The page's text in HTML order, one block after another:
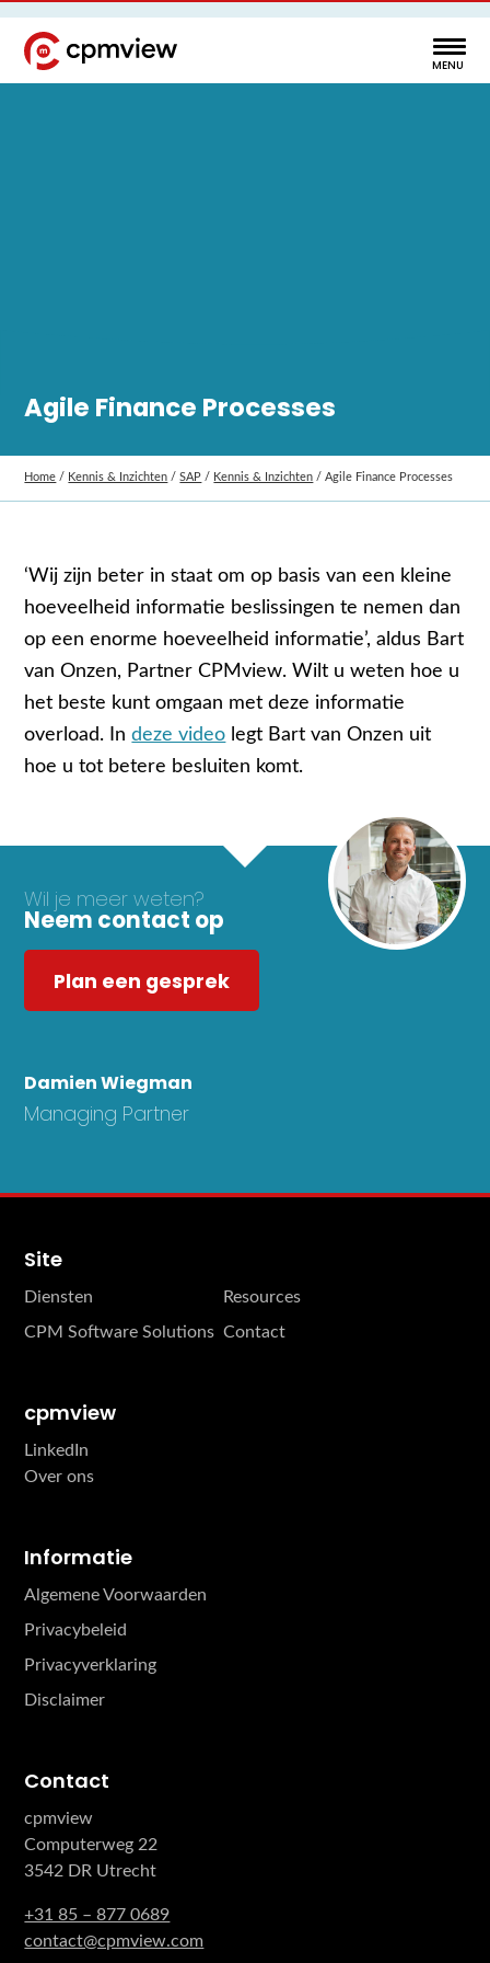
Agile Finance Processes
Home / Kennis & Inzichten /SAP / Kennis & Inzichten /Agile Finance Processes
‘Wij zijn beter in staat om op basis van een kleine
hoeveelheid informatie beslissingen te nemen dan
op een enorme hoeveelheid informatie’, aldus Bart
van Onzen, Partner CPMview. Wilt u weten hoe u
het beste kunt omgaan met deze informatie
overload. Indeze video legt Bart van Onzen uit
hoe u tot betere besluiten komt.
Wil je meer weten?
Neem contact op
Plan een gesprek
Damien Wiegman
Managing Partner
Site
Diensten
Resources
CPM Software Solutions Contact
cpmview
LinkedIn
Over ons
Informatie
Algemene Voorwaarden
Privacybeleid
Privacyverklaring
Disclaimer
Contact
cpmview
Computerweg 22
3542 DR Utrecht
+31 85 – 877 0689
contact@cpmview.com